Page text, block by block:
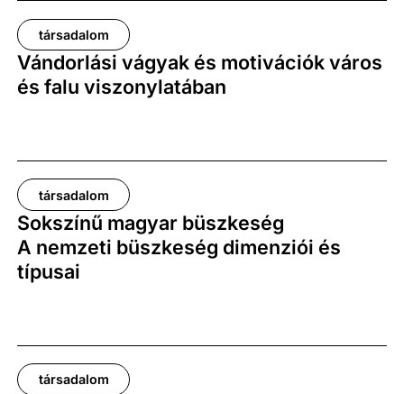
társadalom
Vándorlási vágyak és motivációk város
és falu viszonylatában
társadalom
Sokszínű magyar büszkeség
A nemzeti büszkeség dimenziói és
típusai
társadalom